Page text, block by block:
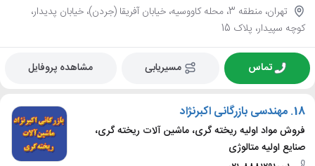
تهران، منطقه 3، محله کاووسیه، خیابان آفریقا (جردن)، خیابان پدیدار،
کوچه سپیدار، پلاک 15
تماس مسیریابی مشاهده پروفایل
18. مهندسی بازرگانی اکبرنژاد
فروش مواد اولیه ریخته گری، ماشین آلات ریخته گری،
صنایع اولیه متالوژی